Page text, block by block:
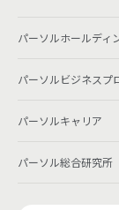
パーソルホールディ
パーソルビジネスプ
パーソルキャリア
パーソル総合研究所